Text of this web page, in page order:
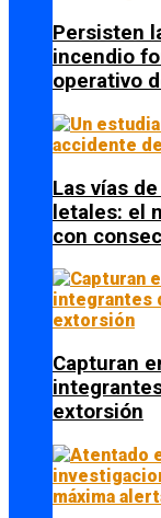
Persisten
incendio
operativo
Las vías
letales: el
con
Capturan
extorsión